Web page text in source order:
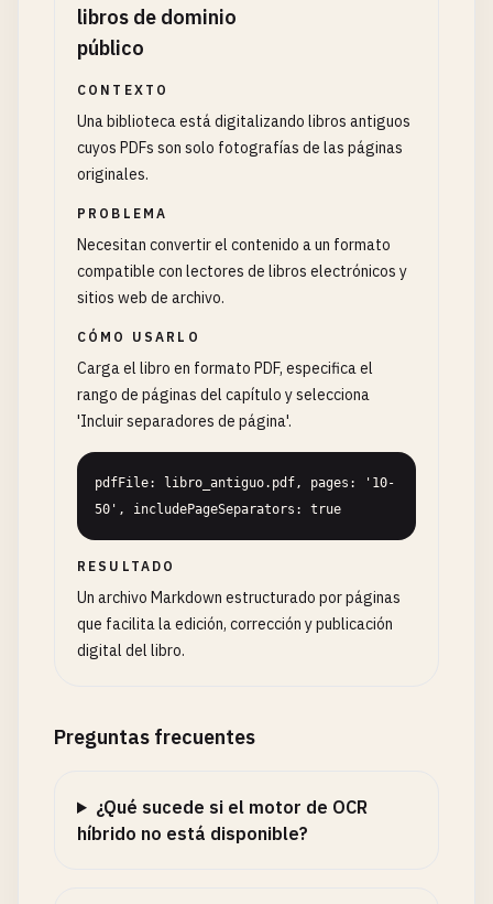
libros de dominio
público
CONTEXTO
Una biblioteca está digitalizando libros antiguos
cuyos PDFs son solo fotografías de las páginas
originales.
PROBLEMA
Necesitan convertir el contenido a un formato
compatible con lectores de libros electrónicos y
sitios web de archivo.
CÓMO USARLO
Carga el libro en formato PDF, especifica el
rango de páginas del capítulo y selecciona
'Incluir separadores de página'.
pdfFile: libro_antiguo.pdf, pages: '10-
50', includePageSeparators: true
RESULTADO
Un archivo Markdown estructurado por páginas
que facilita la edición, corrección y publicación
digital del libro.
Preguntas frecuentes
¿Qué sucede si el motor de OCR
híbrido no está disponible?